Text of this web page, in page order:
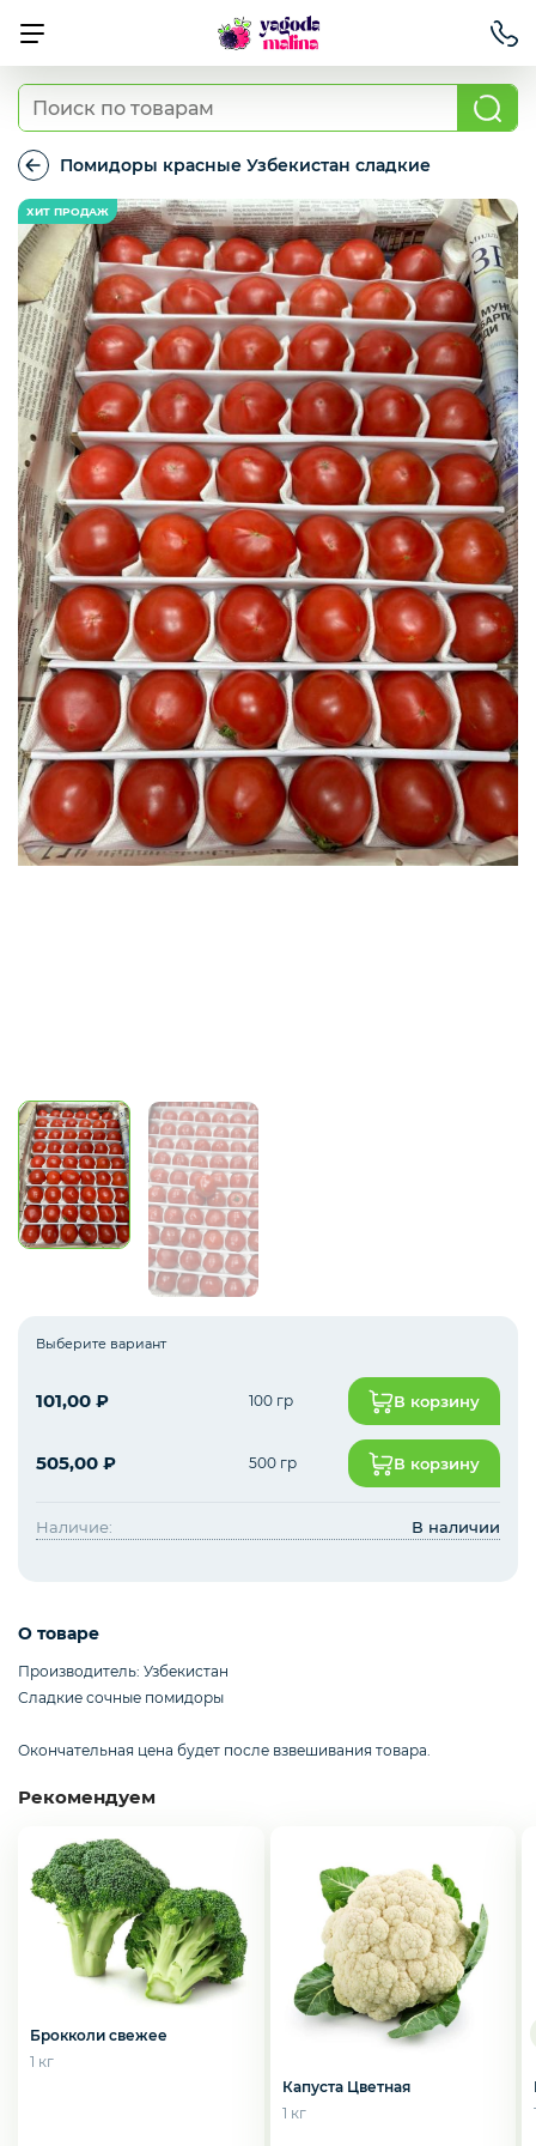
Ягода свежая
Овощи свежие
Авокадо, батат, спаржа свежая
Грибы
Зелень / салаты
Зелень импорт
Фрукты
Соленья
Рыба, Морепродукты
Сыры
Орехи и сухофрукты
Бакалея
Масло
Напитки
Соусы
Помидоры красные Узбекистан сладкие
Помидоры
красные
Узбекистан
сладкие
Выберите вариант
101,00 ₽ 100 гр В корзину
505,00 ₽ 500 гр В корзину
Наличие: В наличии
О товаре
Производитель: Узбекистан
Сладкие сочные помидоры
Окончательная цена будет после взвешивания товара.
Рекомендуем
Брокколи свежее
1 кг
Капуста Цветная
1 кг